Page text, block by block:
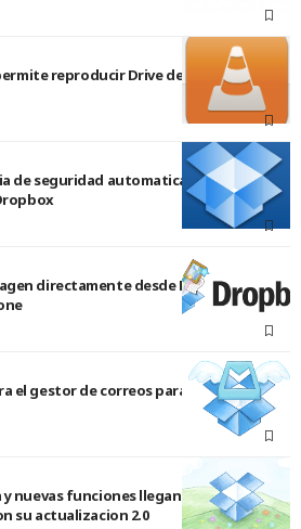
reproducir Drive desde tu iPad o
de seguridad automatica de las fotos
directamente desde Dropbox al
el gestor de correos para iPhone
nuevas funciones llegan a la version
su actualizacion 2.0